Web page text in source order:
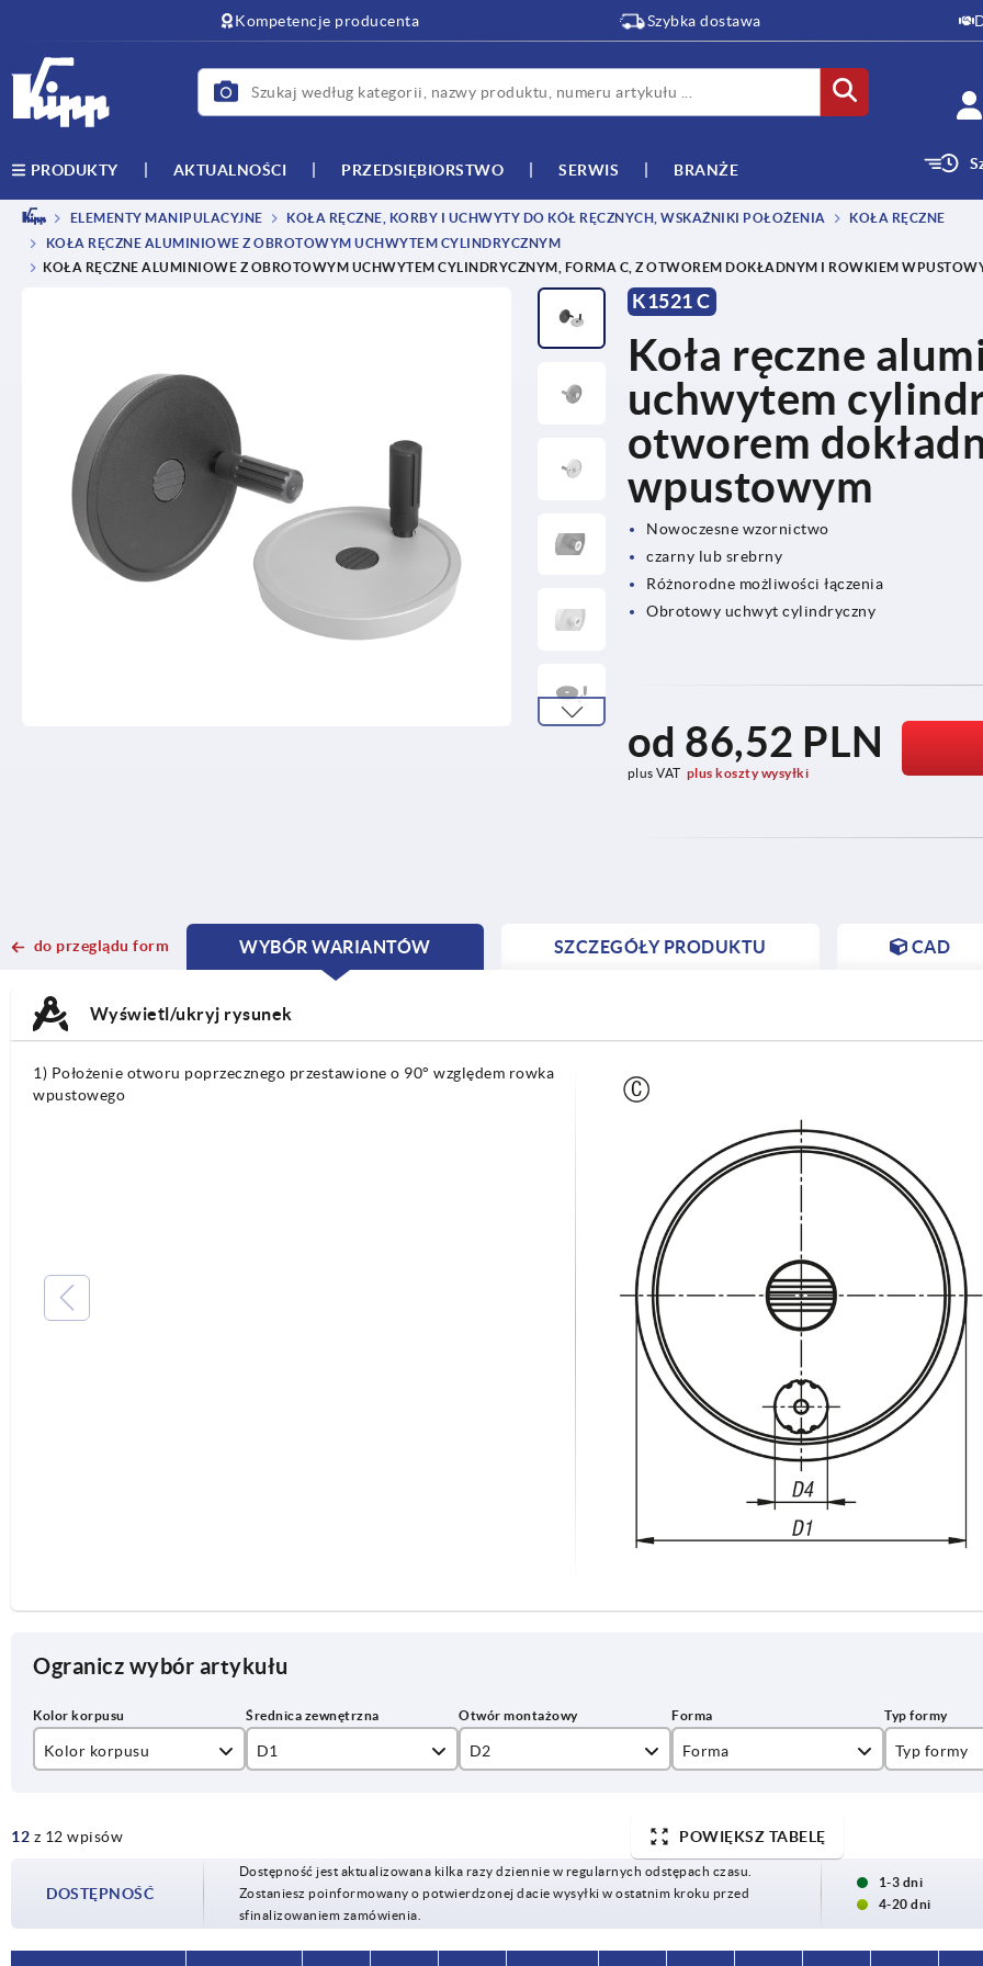
Kompetencje producenta Szybka dostawa
PRODUKTY AKTUALNOŚCI PRZEDSIĘBIORSTWO SERWIS BRANŻE
ELEMENTY MANIPULACYJNE KOŁA RĘCZNE, KORBY I UCHWYTY DO KÓŁ RĘCZNYCH, WSKAŹNIKI POŁOŻENIA
KOŁA RĘCZNE
KOŁA RĘCZNE ALUMINIOWE Z OBROTOWYM UCHWYTEM CYLINDRYCZNYM
KOŁA RĘCZNE ALUMINIOWE Z OBROTOWYM UCHWYTEM CYLINDRYCZNYM, FORMA C, Z OTWOREM DOKŁADNYM I ROWKIEM
K1521 C
Koła ręczne
uchwytem
otworem
wpustowym
Nowoczesne wzornictwo
czarny lub srebrny
Różnorodne możliwości łączenia
Obrotowy uchwyt cylindryczny
od 86,52 PLN
plus VAT plus koszty wysyłki
do przeglądu form
WYBÓR WARIANTÓW
CURRENT
CURRENT
SZCZEGÓŁY PRODUKTU CAD
Wyświetl/ukryj rysunek
1) Położenie otworu poprzecznego przestawione o 90° względem rowka
wpustowego
Ogranicz wybór artykułu
Kolor korpusu
srebrny
D1
125
D2
14
Forma Typ formy
12 z 12 wpisów POWIĘKSZ TABELĘ
DOSTĘPNOŚĆ
Dostępność jest aktualizowana kilka razy dziennie w regularnych odstępach czasu.
Zostaniesz poinformowany o potwierdzonej dacie wysyłki w ostatnim kroku przed
sfinalizowaniem zamówienia.
1-3 dni
4-20 dni